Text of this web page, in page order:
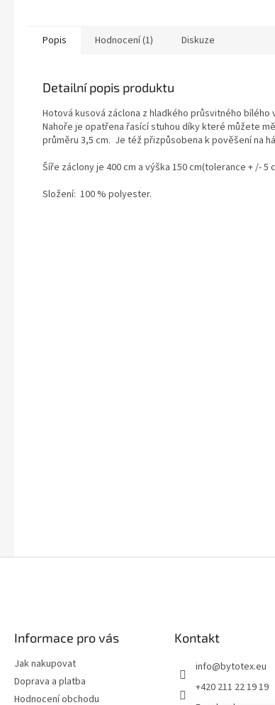
Popis Hodnocení (1) Diskuze
Detailní popis produktu
Hotová kusová záclona z hladkého průsvitného bílého
Nahoře je opatřena řasící stuhou díky které můžete
průměru 3,5 cm. Je též přizpůsobena k pověšení na
Šíře záclony je 400 cm a výška 150 cm(tolerance + /- 5
Složení: 100 % polyester.
Informace pro vás
Jak nakupovat
Doprava a platba
Hodnocení obchodu
Kontakt
info@bytotex.eu
+420 211 22 19 19